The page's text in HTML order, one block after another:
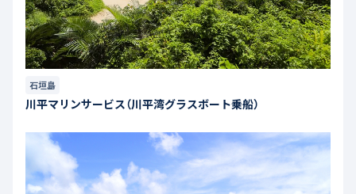
石垣島
川平マリンサービス（川平湾グラスボート乗船）